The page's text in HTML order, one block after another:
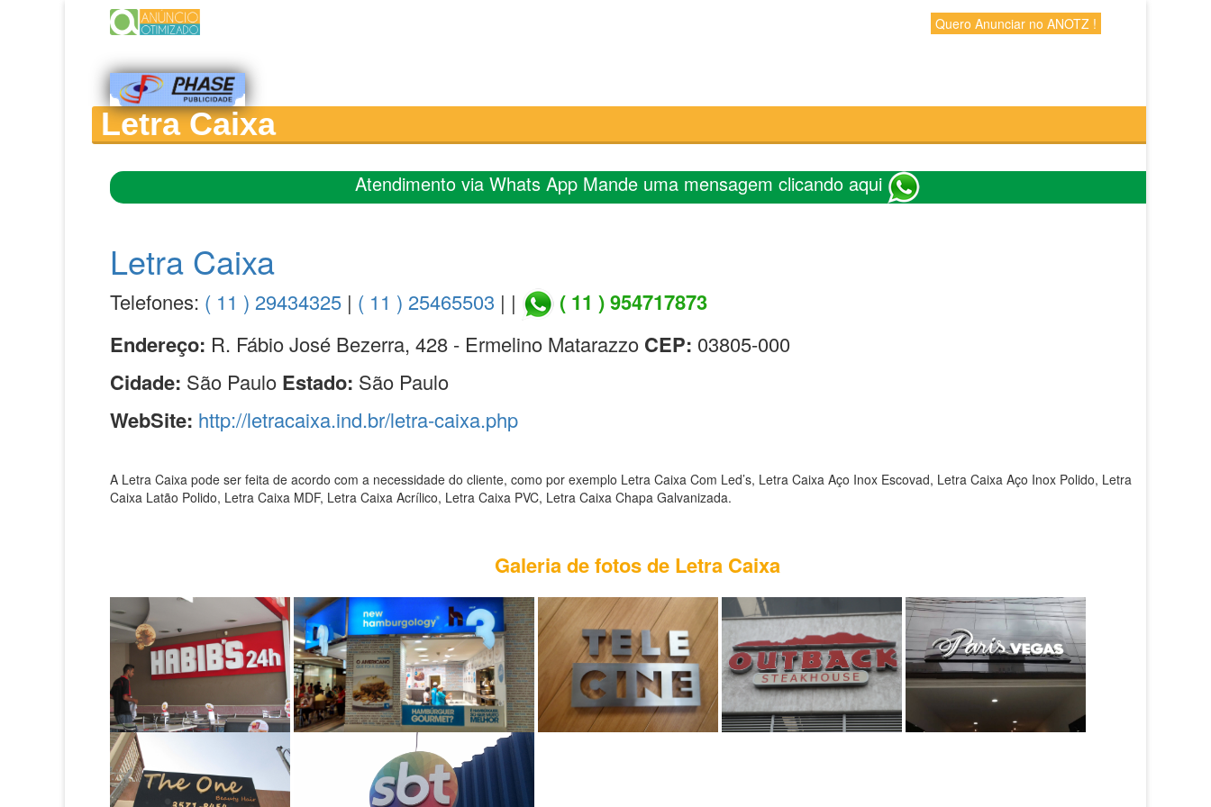
Quero Anunciar no ANOTZ !
Letra Caixa
Atendimento via Whats App Mande uma mensagem clicando aqui
Letra Caixa
Telefones: ( 11 ) 29434325 | ( 11 ) 25465503 | |
( 11 ) 954717873
Endereço: R. Fábio José Bezerra, 428 - Ermelino Matarazzo CEP: 03805-000
Cidade: São Paulo Estado: São Paulo
WebSite: http://letracaixa.ind.br/letra-caixa.php
A Letra Caixa pode ser feita de acordo com a necessidade do cliente, como por exemplo Letra Caixa Com Led’s, Letra Caixa Aço Inox Escovad, Letra Caixa Aço Inox Polido, Letra
Caixa Latão Polido, Letra Caixa MDF, Letra Caixa Acrílico, Letra Caixa PVC, Letra Caixa Chapa Galvanizada.
Galeria de fotos de Letra Caixa